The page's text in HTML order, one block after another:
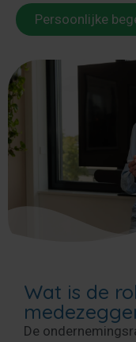
Persoonlijke
Wat is de
De